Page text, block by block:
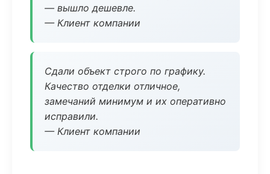
— вышло дешевле.
— Клиент компании
Сдали объект строго по графику.
Качество отделки отличное,
замечаний минимум и их оперативно
исправили.
— Клиент компании